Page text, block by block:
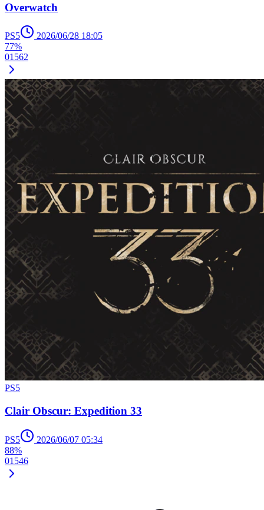
Overwatch
PS5
2026/06/28 18:05
77%
01 562
PS5
Clair Obscur: Expedition 33
PS5
2026/06/07 05:34
88%
01 546